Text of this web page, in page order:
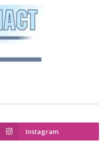
Instagram